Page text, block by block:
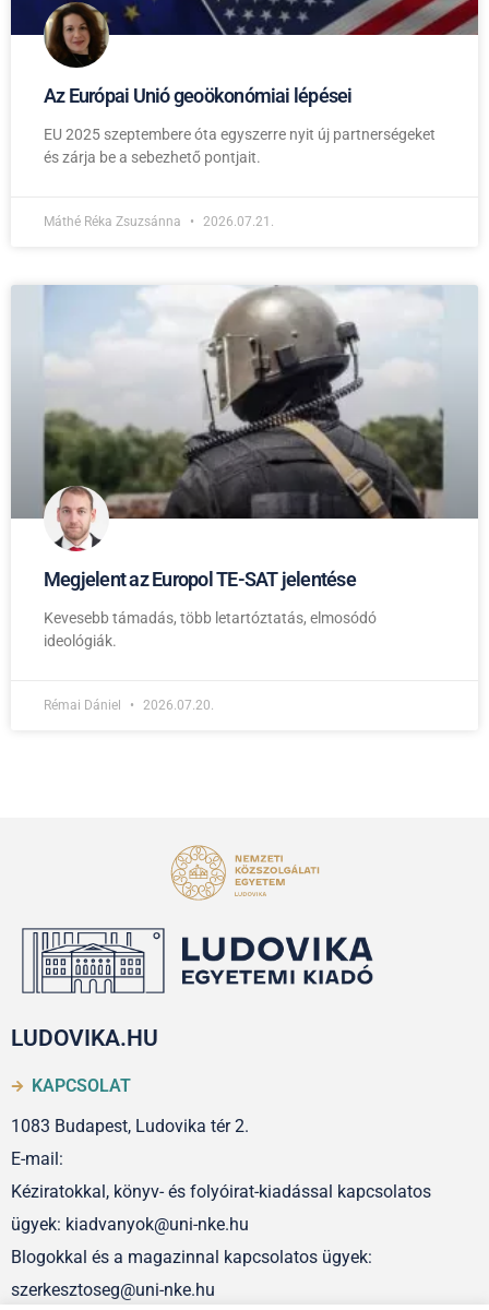
Az Európai Unió geoökonómiai lépései
EU 2025 szeptembere óta egyszerre nyit új partnerségeket
és zárja be a sebezhető pontjait.
Máthé Réka Zsuzsánna 2026.07.21.
Megjelent az Europol TE-SAT jelentése
Kevesebb támadás, több letartóztatás, elmosódó
ideológiák.
Rémai Dániel 2026.07.20.
LUDOVIKA.HU
KAPCSOLAT
1083 Budapest, Ludovika tér 2.
E-mail:
Kéziratokkal, könyv- és folyóirat-kiadással kapcsolatos
ügyek: kiadvanyok@uni-nke.hu
Blogokkal és a magazinnal kapcsolatos ügyek:
szerkesztoseg@uni-nke.hu